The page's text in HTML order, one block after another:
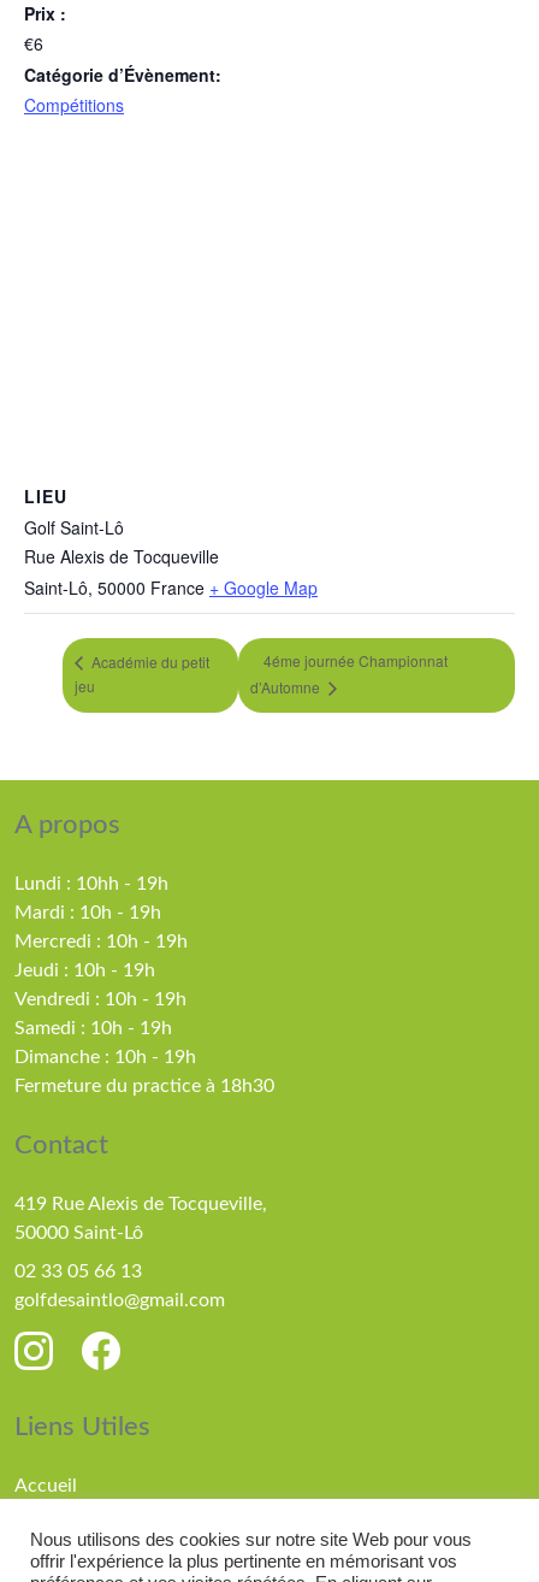
Prix :
€6
Catégorie d’Évènement:
Compétitions
LIEU
Golf Saint-Lô
Rue Alexis de Tocqueville
Saint-Lô, 50000 France + Google Map
Académie du petit
jeu
4éme journée Championnat
d’Automne
A propos
Lundi : 10hh - 19h
Mardi : 10h - 19h
Mercredi : 10h - 19h
Jeudi : 10h - 19h
Vendredi : 10h - 19h
Samedi : 10h - 19h
Dimanche : 10h - 19h
Fermeture du practice à 18h30
Contact
419 Rue Alexis de Tocqueville,
50000 Saint-Lô
02 33 05 66 13
golfdesaintlo@gmail.com
Liens Utiles
Accueil
Compétitions
Actualités
Nous utilisons des cookies sur notre site Web pour vous
offrir l'expérience la plus pertinente en mémorisant vos